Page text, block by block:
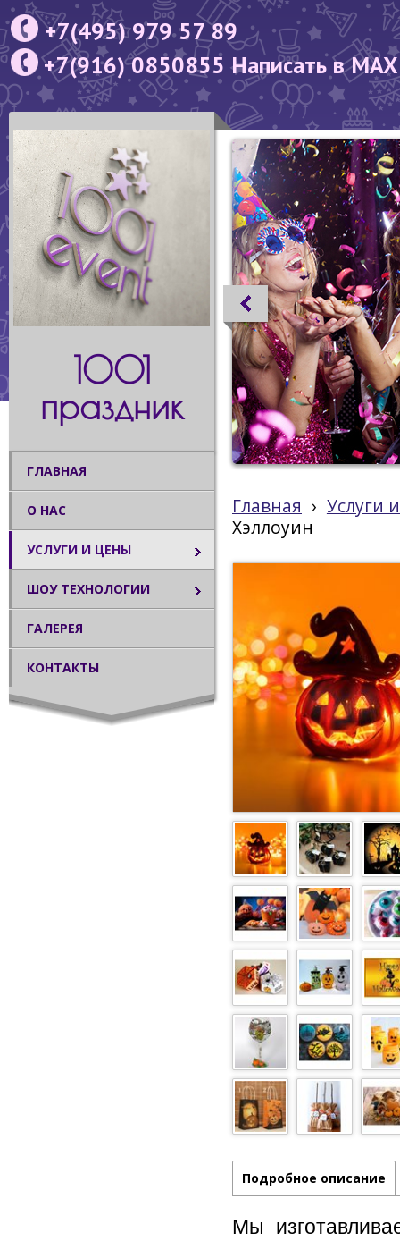
+7(495) 979 57 89
+7(916) 0850855 Написать в MAX
1001
праздник
ГЛАВНАЯ
О НАС
УСЛУГИ И ЦЕНЫ
ШОУ ТЕХНОЛОГИИ
ГАЛЕРЕЯ
КОНТАКТЫ
Главная › Услуги
Хэллоуин
Подробное описание
Мы